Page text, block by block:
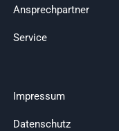
Ansprechpartner
Service
Impressum
Datenschutz